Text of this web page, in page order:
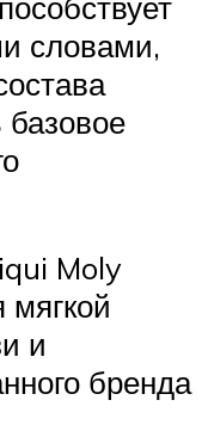
словами,
Moly
мягкой
и
бренда